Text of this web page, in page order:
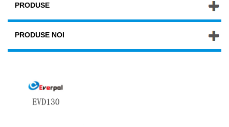
PRODUSE
PRODUSE NOI